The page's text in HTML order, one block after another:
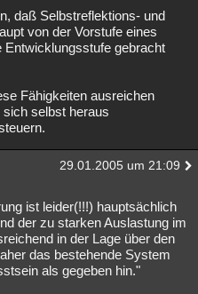
daß Selbstreflektions- und
von der Vorstufe eines
Entwicklungsstufe gebracht
Fähigkeiten ausreichen
selbst heraus
29.01.2005 um 21:09
ist leider(!!!) hauptsächlich
der zu starken Auslastung im
in der Lage über den
das bestehende System
als gegeben hin."